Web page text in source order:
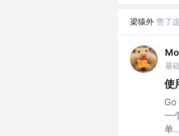
梁猿外 赞了
基
使
一
单